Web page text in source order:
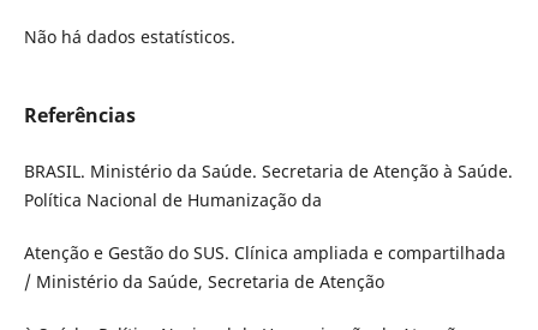
Não há dados estatísticos.
Referências
BRASIL. Ministério da Saúde. Secretaria de Atenção à Saúde.
Política Nacional de Humanização da
Atenção e Gestão do SUS. Clínica ampliada e compartilhada
/ Ministério da Saúde, Secretaria de Atenção